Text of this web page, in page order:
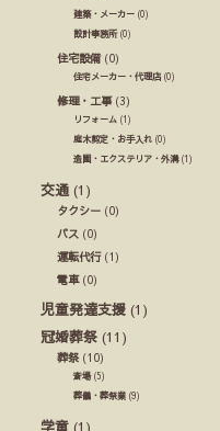
建築・メーカー (0)
設計事務所(0)
住宅設備(0)
住宅メーカー・代理店 (0)
修理・工事(3)
リフォーム (1)
庭木剪定・お手入れ (0)
造園・エクステリア・外溝(1)
交通 (1)
タクシー (0)
バス (0)
運転代行(1)
電車(0)
児童発達支援 (1)
冠婚葬祭 (11)
葬祭(10)
斎場(5)
葬儀・葬祭業 (9)
学童 (1)